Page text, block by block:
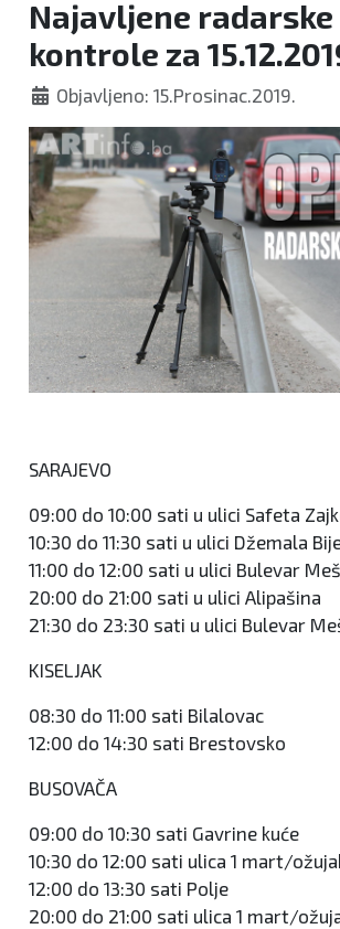
Najavljene radarske
kontrole za
Objavljeno: 15.Prosinac.2019.
SARAJEVO
09:00 do 10:00 sati u ulici Safeta
10:30 do 11:30 sati u ulici Džemala
11:00 do 12:00 sati u ulici Bulevar
20:00 do 21:00 sati u ulici Alipašina
21:30 do 23:30 sati u ulici Bulevar
KISELJAK
08:30 do 11:00 sati Bilalovac
12:00 do 14:30 sati Brestovsko
BUSOVAČA
09:00 do 10:30 sati Gavrine kuće
10:30 do 12:00 sati ulica 1 mart/
12:00 do 13:30 sati Polje
20:00 do 21:00 sati ulica 1 mart/